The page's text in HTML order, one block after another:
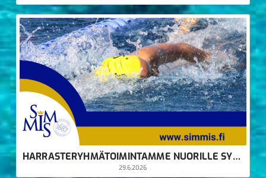
HARRASTERYHMÄTOIMINTAMME NUORILLE SYKSYLLÄ 2026
29.6.2026